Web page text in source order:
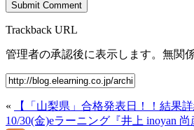
Trackback URL
管理者の承認後に表示します。無関
«
【「山梨県」合格発表日！！結果
10/30(金)eラーニング『井上 inoyan